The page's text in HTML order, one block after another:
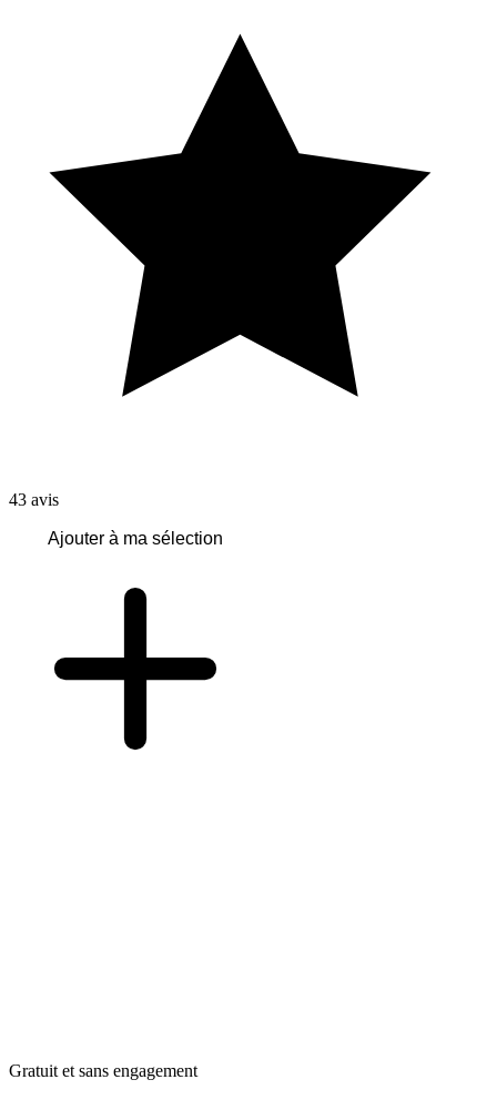
43 avis
Ajouter à ma sélection
Gratuit et sans engagement